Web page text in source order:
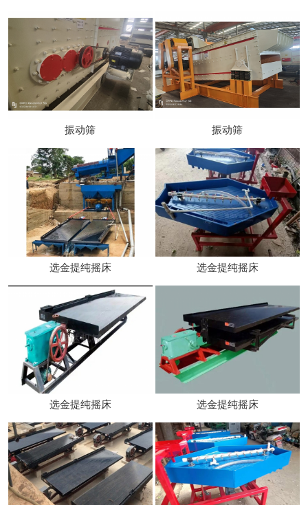
振动筛 振动筛
选金提纯摇床 选金提纯摇床
选金提纯摇床 选金提纯摇床